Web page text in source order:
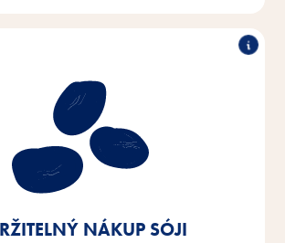
NÁKUP SÓJI
Udržitelný nákup sóji
je získávat sóju evropského původu
zdrojů. Do roku 2025 chceme
% tohoto podílu - dnes jsme již na 90